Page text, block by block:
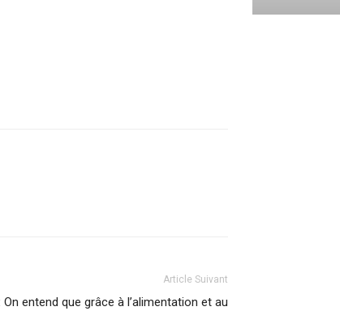
Article Suivant
entend que grâce à l’alimentation et au